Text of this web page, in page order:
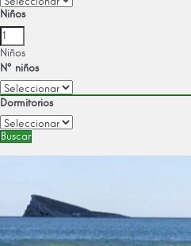
Niños
Niños
Nº niños
Dormitorios
Buscar